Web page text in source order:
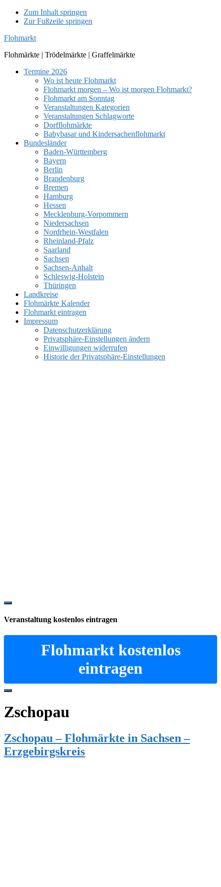
Zum Inhalt springen
Zur Fußzeile springen
Flohmarkt
Flohmärkte | Trödelmärkte | Graffelmärkte
Termine 2026
Wo ist heute Flohmarkt
Flohmarkt morgen – Wo ist morgen Flohmarkt?
Flohmarkt am Sonntag
Veranstaltungen Kategorien
Veranstaltungen Schlagworte
Dorfflohmärkte
Babybasar und Kindersachenflohmarkt
Bundesländer
Baden-Württemberg
Bayern
Berlin
Brandenburg
Bremen
Hamburg
Hessen
Mecklenburg-Vorpommern
Niedersachsen
Nordrhein-Westfalen
Rheinland-Pfalz
Saarland
Sachsen
Sachsen-Anhalt
Schleswig-Holstein
Thüringen
Landkreise
Flohmärkte Kalender
Flohmarkt eintragen
Impressum
Datenschutzerklärung
Privatsphäre-Einstellungen ändern
Einwilligungen widerrufen
Historie der Privatsphäre-Einstellungen
Show
Content
Veranstaltung kostenlos eintragen
Flohmarkt kostenlos
eintragen
Hide
Content
Zschopau
Zschopau – Flohmärkte in Sachsen –
Erzgebirgskreis